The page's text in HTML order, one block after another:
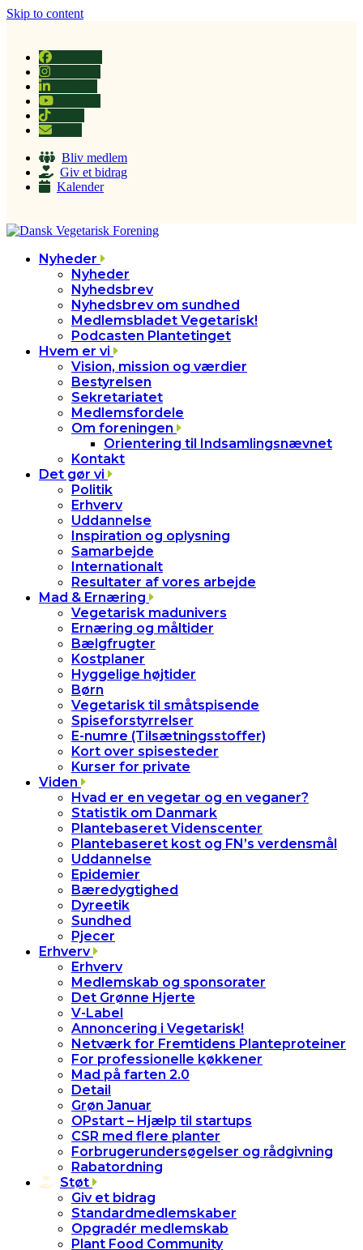
Skip to content
Tiktok
Bliv medlem
Giv et bidrag
Kalender
Nyheder
Nyheder
Nyhedsbrev
Nyhedsbrev om sundhed
Medlemsbladet Vegetarisk!
Podcasten Plantetinget
Hvem er vi
Vision, mission og værdier
Bestyrelsen
Sekretariatet
Medlemsfordele
Om foreningen
Orientering til Indsamlingsnævnet
Kontakt
Det gør vi
Politik
Erhverv
Uddannelse
Inspiration og oplysning
Samarbejde
Internationalt
Resultater af vores arbejde
Mad & Ernæring
Vegetarisk madunivers
Ernæring og måltider
Bælgfrugter
Kostplaner
Hyggelige højtider
Børn
Vegetarisk til småtspisende
Spiseforstyrrelser
E-numre (Tilsætningsstoffer)
Kort over spisesteder
Kurser for private
Viden
Hvad er en vegetar og en veganer?
Statistik om Danmark
Plantebaseret Videnscenter
Plantebaseret kost og FN’s verdensmål
Uddannelse
Epidemier
Bæredygtighed
Dyreetik
Sundhed
Pjecer
Erhverv
Erhverv
Medlemskab og sponsorater
Det Grønne Hjerte
V-Label
Annoncering i Vegetarisk!
Netværk for Fremtidens Planteproteiner
For professionelle køkkener
Mad på farten 2.0
Detail
Grøn Januar
OPstart – Hjælp til startups
CSR med flere planter
Forbrugerundersøgelser og rådgivning
Rabatordning
Støt
Giv et bidrag
Standardmedlemskaber
Opgradér medlemskab
Plant Food Community